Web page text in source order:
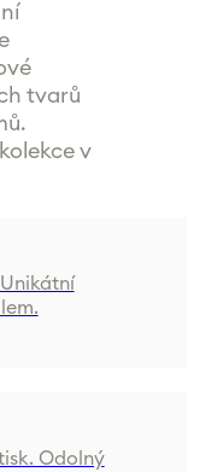
tvarů
v
Odolný